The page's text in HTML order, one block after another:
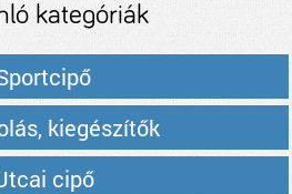
kategóriák
kiegészítők
cipő